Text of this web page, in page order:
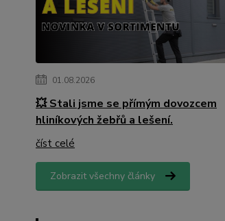
01.08.2026
💥 Stali jsme se přímým dovozcem
hliníkových žebřů a lešení.
číst celé
Zobrazit všechny články